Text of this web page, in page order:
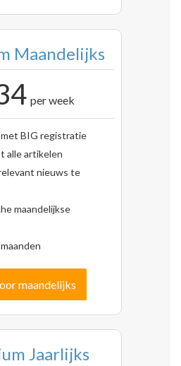
Maandelijks
per week
BIG registratie
alle artikelen
nieuws te
maandelijkse
maandelijks
Jaarlijks